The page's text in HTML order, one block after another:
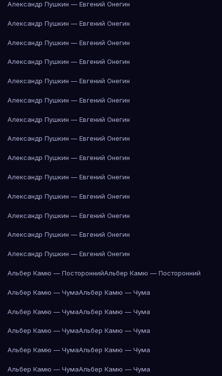
Александр Пушкин — Евгений Онегин
Александр Пушкин — Евгений Онегин
Александр Пушкин — Евгений Онегин
Александр Пушкин — Евгений Онегин
Александр Пушкин — Евгений Онегин
Александр Пушкин — Евгений Онегин
Александр Пушкин — Евгений Онегин
Александр Пушкин — Евгений Онегин
Александр Пушкин — Евгений Онегин
Александр Пушкин — Евгений Онегин
Александр Пушкин — Евгений Онегин
Александр Пушкин — Евгений Онегин
Александр Пушкин — Евгений Онегин
Александр Пушкин — Евгений Онегин
Альбер Камю — ПостороннийАльбер Камю — Посторонний
Альбер Камю — ЧумаАльбер Камю — Чума
Альбер Камю — ЧумаАльбер Камю — Чума
Альбер Камю — ЧумаАльбер Камю — Чума
Альбер Камю — ЧумаАльбер Камю — Чума
Альбер Камю — ЧумаАльбер Камю — Чума